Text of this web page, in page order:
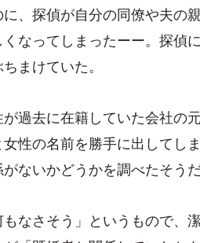
、探偵が自分の同僚や夫の
なってしまったーー。探偵
まけていた。
過去に在籍していた会社の
性の名前を勝手に出してし
ないかどうかを調べたそうだ
なさそう」というもので、